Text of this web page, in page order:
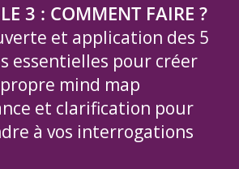
3 : COMMENT FAIRE ?
et application des 5
essentielles pour créer
mind map
et clarification pour
à vos interrogations